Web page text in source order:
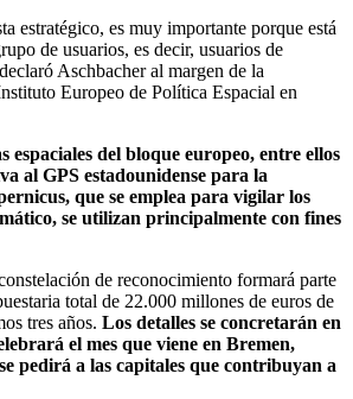
estratégico, es muy importante porque está
de usuarios, es decir, usuarios de
Aschbacher al margen de la
Europeo de Política Espacial en
espaciales del bloque europeo, entre ellos
al GPS estadounidense para la
que se emplea para vigilar los
se utilizan principalmente con fines
de reconocimiento formará parte
total de 22.000 millones de euros de
tres años. Los detalles se concretarán en
el mes que viene en Bremen,
pedirá a las capitales que contribuyan a